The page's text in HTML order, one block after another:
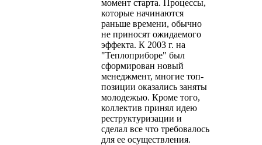
момент старта. Процессы,
которые начинаются
раньше времени, обычно
не приносят ожидаемого
эффекта. К 2003 г. на
"Теплоприборе" был
сформирован новый
менеджмент, многие топ-
позиции оказались заняты
молодежью. Кроме того,
коллектив принял идею
реструктуризации и
сделал все что требовалось
для ее осуществления.